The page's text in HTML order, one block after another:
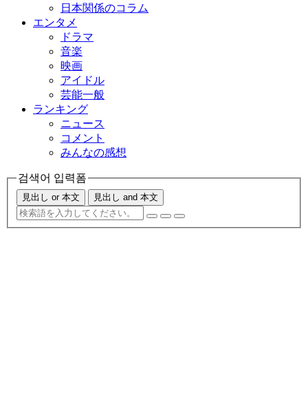
日本関係のコラム
エンタメ
ドラマ
音楽
映画
アイドル
芸能一般
ランキング
ニュース
コメント
みんなの感想
검색어 입력폼
見出し or 本文 見出し and 本文